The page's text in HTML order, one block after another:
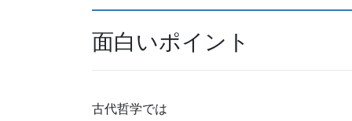
面白いポイント
古代哲学では